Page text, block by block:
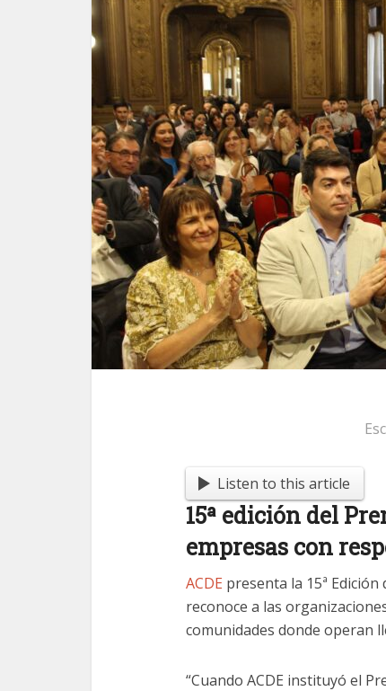
Listen to this article
15ª edición del
empresas con
ACDE presenta la 15ª Edición
reconoce a las
comunidades donde operan
“Cuando ACDE instituyó el